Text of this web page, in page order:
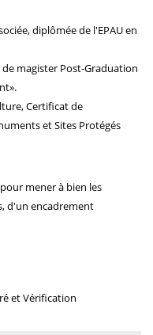
diplômée de l'EPAU en
magister Post-Graduation
Certificat de
et Sites Protégés
mener à bien les
d'un encadrement
et Vérification